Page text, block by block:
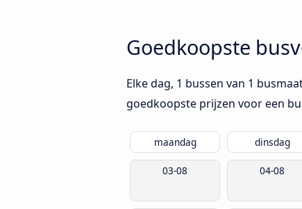
Goedkoopste
Elke dag, 1 bussen van 1
goedkoopste prijzen voor een
maandag dinsdag
03-08 04-08